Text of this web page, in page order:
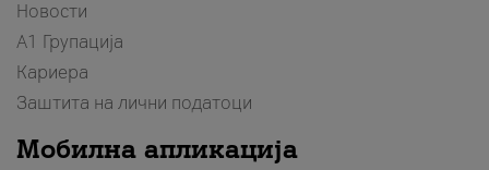
Новости
А1 Групација
Кариера
Заштита на лични податоци
Мобилна апликација